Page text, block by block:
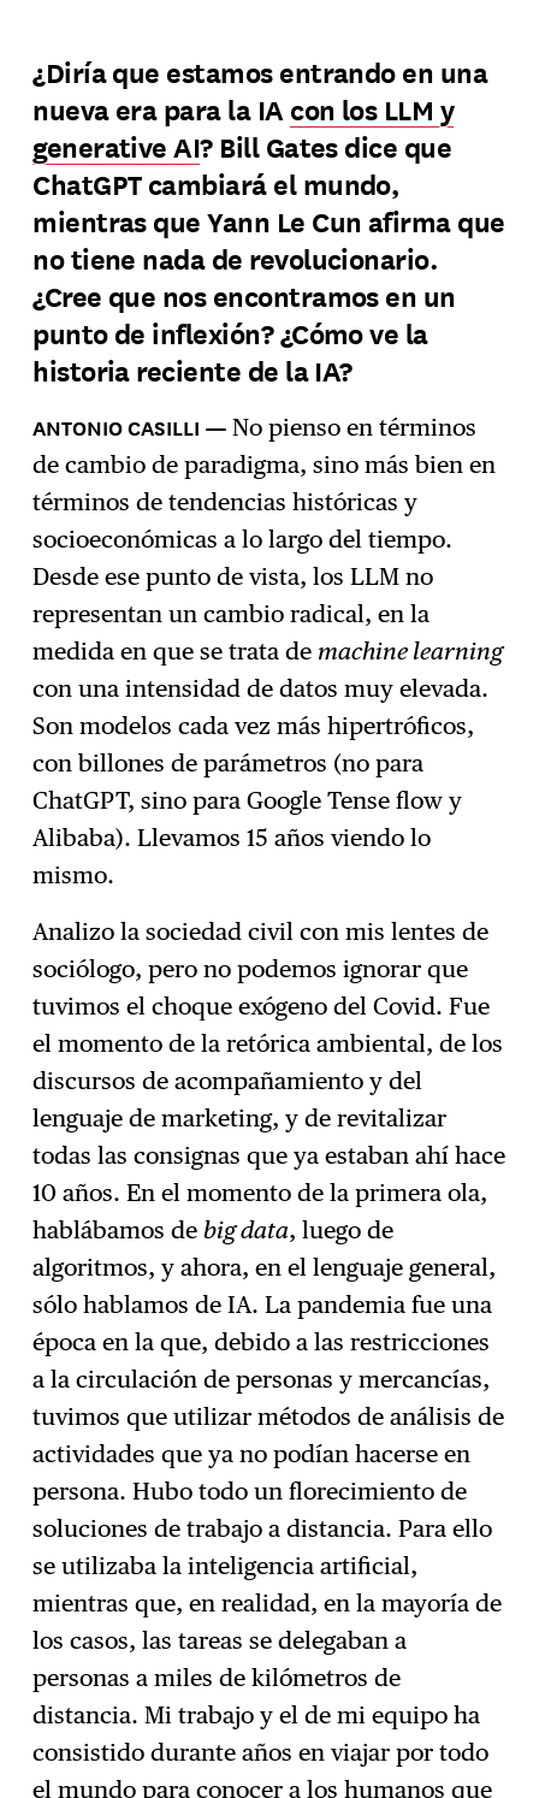
¿Diría que estamos entrando en una
nueva era para la IAcon los LLM y
generative AI? Bill Gates dice que
ChatGPT cambiará el mundo,
mientras que Yann Le Cun afirma que
no tiene nada de revolucionario.
¿Cree que nos encontramos en un
punto de inflexión? ¿Cómo ve la
historia reciente de la IA?
No pienso en términos
de cambio de paradigma, sino más bien en
términos de tendencias históricas y
socioeconómicas a lo largo del tiempo.
Desde ese punto de vista, los LLM no
representan un cambio radical, en la
medida en que se trata de machine learning
con una intensidad de datos muy elevada.
Son modelos cada vez más hipertróficos,
con billones de parámetros (no para
ChatGPT, sino para Google Tense flow y
Alibaba). Llevamos 15 años viendo lo
mismo.
Analizo la sociedad civil con mis lentes de
sociólogo, pero no podemos ignorar que
tuvimos el choque exógeno del Covid. Fue
el momento de la retórica ambiental, de los
discursos de acompañamiento y del
lenguaje de marketing, y de revitalizar
todas las consignas que ya estaban ahí hace
10 años. En el momento de la primera ola,
hablábamos debig data, luego de
algoritmos, y ahora, en el lenguaje general,
sólo hablamos de IA. La pandemia fue una
época en la que, debido a las restricciones
a la circulación de personas y mercancías,
tuvimos que utilizar métodos de análisis de
actividades que ya no podían hacerse en
persona. Hubo todo un florecimiento de
soluciones de trabajo a distancia. Para ello
se utilizaba la inteligencia artificial,
mientras que, en realidad, en la mayoría de
los casos, las tareas se delegaban a
personas a miles de kilómetros de
distancia. Mi trabajo y el de mi equipo ha
consistido durante años en viajar por todo
el mundo para conocer a los humanos que